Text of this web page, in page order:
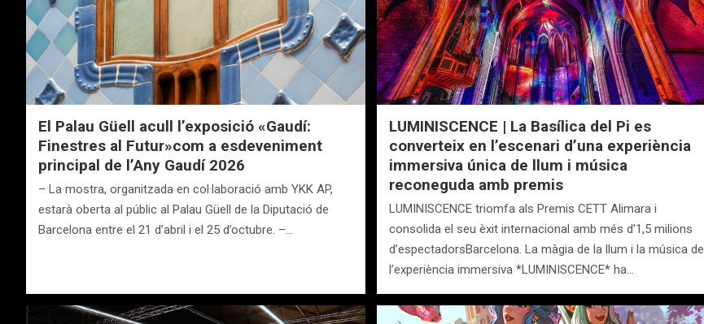
El Palau Güell acull l’exposició «Gaudí:
Finestres al Futur»com a esdeveniment
principal de l’Any Gaudí 2026
– La mostra, organitzada en col·laboració amb YKK AP,
estarà oberta al públic al Palau Güell de la Diputació de
Barcelona entre el 21 d’abril i el 25 d’octubre. –…
LUMINISCENCE | La Basílica del Pi es
converteix en l’escenari d’una experiència
immersiva única de llum i música
reconeguda amb premis
LUMINISCENCE triomfa als Premis CETT Alimara i
consolida el seu èxit internacional amb més d’1,5 milions
d’espectadorsBarcelona. La màgia de la llum i la música de
l’experiència immersiva *LUMINISCENCE* ha…